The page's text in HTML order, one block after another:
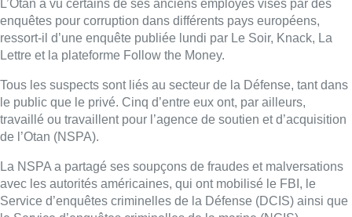
le Service d’enquêtes criminelles de la marine (NCIS).
► Voir notre reportage |À l’occasion du 75eme
anniversaire de l’OTAN, retour sur son histoire et son
En février et avril 2025, deux tribunaux américains ont inculpé
les Grecs Manousos Bailakis et Ioannis Gelasakis, qui avaient
des responsabilités dans une entreprise offrant des services
Deux autres spécialistes de l’armement ont également été
appréhendés et placés en détention en mai, mais en juillet, le